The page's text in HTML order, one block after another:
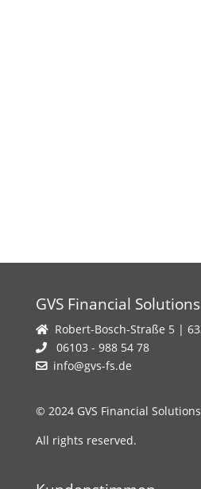
GVS Financial
Robert-Bosch-Straße 5 |
06103 - 988 54 78
info@gvs-fs.de
© 2024 GVS Financial
All rights reserved.